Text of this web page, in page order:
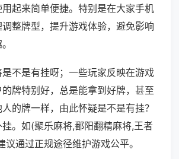
起来简单便捷。特别是在大家手机
整牌型，提升游戏体验，避免影响
不是有挂呀；一些玩家反映在游戏
牌特别好，总是能拿到好牌，甚至
的牌一样，由此怀疑是不是有挂？
。如(聚乐麻将,鄱阳翻精麻将,王者
议通过正规途径维护游戏公平。